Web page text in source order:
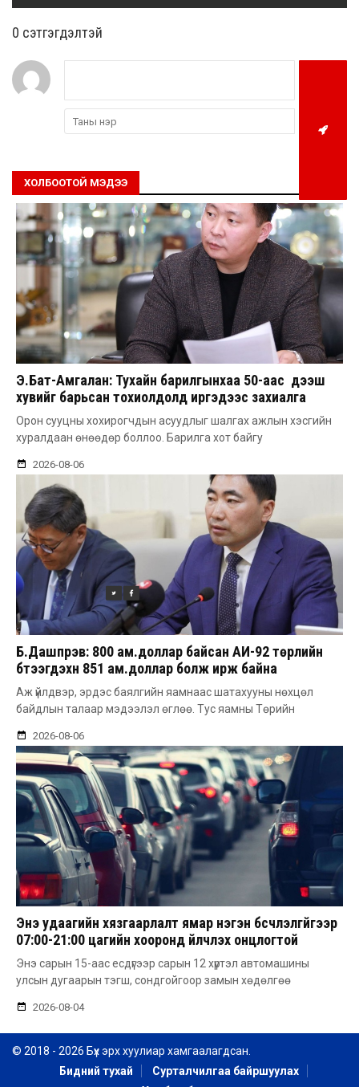
0 cэтгэгдэлтэй
ХОЛБООТОЙ МЭДЭЭ
Э.Бат-Амгалан: Тухайн барилгынхаа 50-аас дээш
хувийг барьсан тохиолдолд иргэдээс захиалга
авдаг болгоно
Орон сууцны хохирогчдын асуудлыг шалгах ажлын хэсгийн
хуралдаан өнөөдөр боллоо. Барилга хот байгу
2026-08-06
Б.Дашпүрэв: 800 ам.доллар байсан АИ-92 төрлийн
бүтээгдэхүүн 851 ам.доллар болж ирж байна
Аж үйлдвэр, эрдэс баялгийн яамнаас шатахууны нөхцөл
байдлын талаар мэдээлэл өглөө. Тус яамны Төрийн
2026-08-06
Энэ удаагийн хязгаарлалт ямар нэгэн бүсчлэлгүйгээр
07:00-21:00 цагийн хооронд үйлчлэх онцлогтой
Энэ сарын 15-аас есдүгээр сарын 12 хүртэл автомашины
улсын дугаарын тэгш, сондгойгоор замын хөдөлгөө
2026-08-04
© 2018 - 2026 Бүх эрх хуулиар хамгаалагдсан.
Бидний тухай
Сурталчилгаа байршуулах